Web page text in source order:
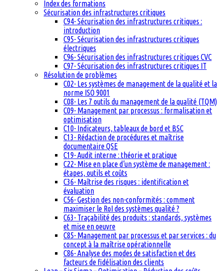
Index des formations
Sécurisation des infrastructures critiques
C94- Sécurisation des infrastructures critiques :
introduction
C95- Sécurisation des infrastructures critiques
électriques
C96- Sécurisation des infrastructures critiques CVC
C97- Sécurisation des infrastructures critiques IT
Résolution de problèmes
C02- Les systèmes de management de la qualité et la
norme ISO 9001
C08- Les 7 outils du management de la qualité (TQM)
C09- Management par processus : formalisation et
optimisation
C10- Indicateurs, tableaux de bord et BSC
C13- Rédaction de procédures et maîtrise
documentaire QSE
C19- Audit interne : théorie et pratique
C22- Mise en place d’un système de management :
étapes, outils et coûts
C36- Maîtrise des risques : identification et
évaluation
C56- Gestion des non-conformités : comment
maximiser le RoI des systèmes qualité ?
C63- Traçabilité des produits : standards, systèmes
et mise en oeuvre
C85- Management par processus et par services : du
concept à la maîtrise opérationnelle
C86- Analyse des modes de satisfaction et des
facteurs de fidélisation des clients